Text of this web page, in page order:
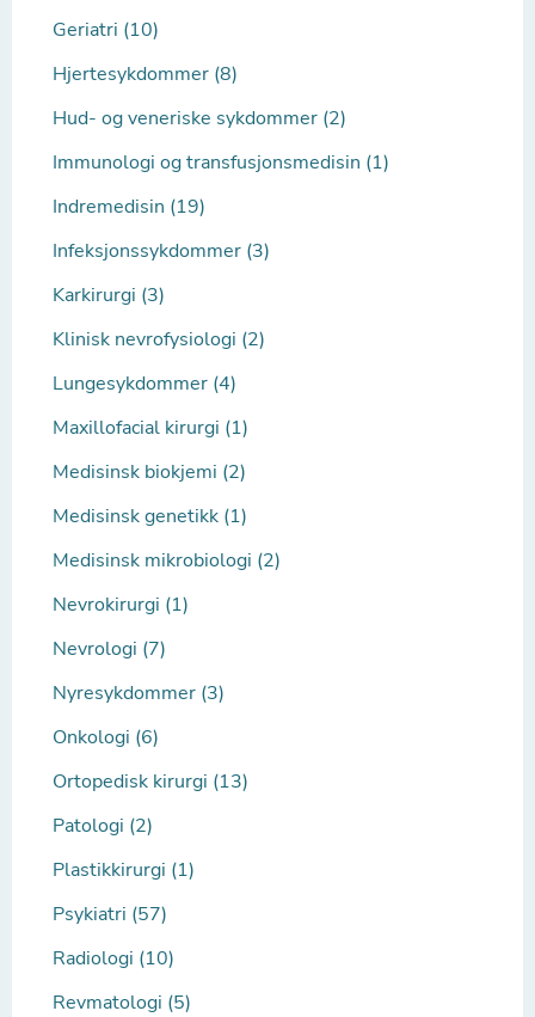
Geriatri (10)
Hjertesykdommer (8)
Hud- og veneriske sykdommer (2)
Immunologi og transfusjonsmedisin (1)
Indremedisin (19)
Infeksjonssykdommer (3)
Karkirurgi (3)
Klinisk nevrofysiologi (2)
Lungesykdommer (4)
Maxillofacial kirurgi (1)
Medisinsk biokjemi (2)
Medisinsk genetikk (1)
Medisinsk mikrobiologi (2)
Nevrokirurgi (1)
Nevrologi (7)
Nyresykdommer (3)
Onkologi (6)
Ortopedisk kirurgi (13)
Patologi (2)
Plastikkirurgi (1)
Psykiatri (57)
Radiologi (10)
Revmatologi (5)